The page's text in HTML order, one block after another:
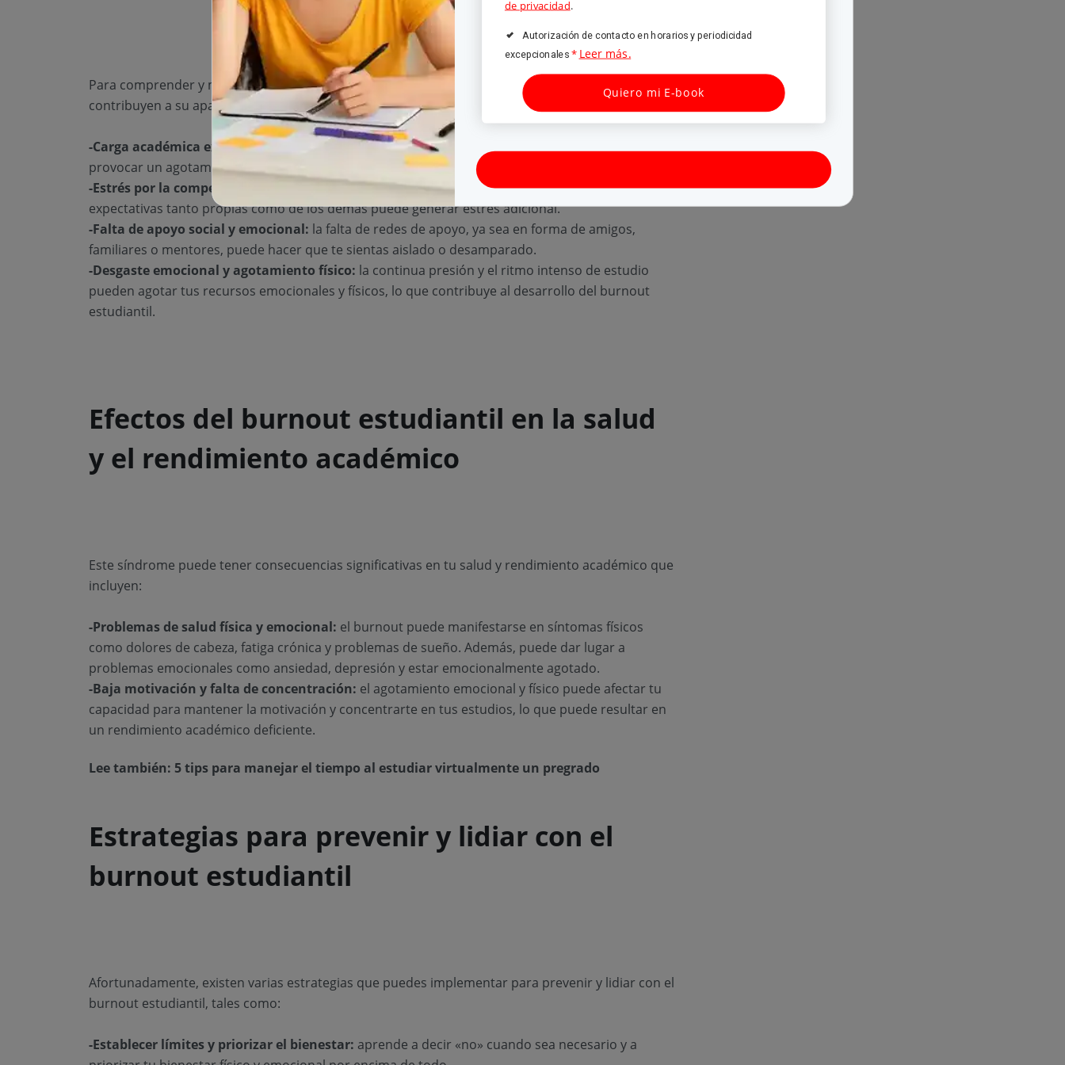
Para comprender y manejar el burnout estudiantil es importante conocer los factores que
contribuyen a su aparición. Algunos de los más comunes son:
-Carga académica excesiva:sobrecargarse con demasiadas asignaturas o tareas puede
provocar un agotamiento físico y mental.
-Estrés por la competencia y las altas expectativas:el deseo de destacar y cumplir con las
expectativas tanto propias como de los demás puede generar estrés adicional.
-Falta de apoyo social y emocional: la falta de redes de apoyo, ya sea en forma de amigos,
familiares o mentores, puede hacer que te sientas aislado o desamparado.
-Desgaste emocional y agotamiento físico: la continua presión y el ritmo intenso de estudio
pueden agotar tus recursos emocionales y físicos, lo que contribuye al desarrollo del burnout
estudiantil.
Efectos del burnout estudiantil en la salud
y el rendimiento académico
Este síndrome puede tener consecuencias significativas en tu salud y rendimiento académico que
incluyen:
-Problemas de salud física y emocional: el burnout puede manifestarse en síntomas físicos
como dolores de cabeza, fatiga crónica y problemas de sueño. Además, puede dar lugar a
problemas emocionales como ansiedad, depresión y estar emocionalmente agotado.
-Baja motivación y falta de concentración: el agotamiento emocional y físico puede afectar tu
capacidad para mantener la motivación y concentrarte en tus estudios, lo que puede resultar en
un rendimiento académico deficiente.
Lee también: 5 tips para manejar el tiempo al estudiar virtualmente un pregrado
Estrategias para prevenir y lidiar con el
burnout estudiantil
Afortunadamente, existen varias estrategias que puedes implementar para prevenir y lidiar con el
burnout estudiantil, tales como:
-Establecer límites y priorizar el bienestar: aprende a decir «no» cuando sea necesario y a
de privacidad.
Autorización de contacto en horarios y periodicidad
excepcionales * Leer más.
Quiero mi E-book